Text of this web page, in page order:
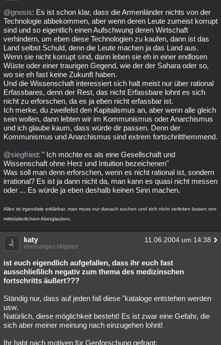
@gnosis: Es ist schon klar, dass die Armenländer nichts von der
Technologie abbekommen, aber wenn deren Leute zumeist korrupt
sind und so eigentlich einen Aufschwung deren Wirtschaft
verhindern, um eben diese Technologien zu kaufen, dann ist das
Land selbst Schuld, denn die Leute machen ja das Land aus.
Wenn sie nicht korrupt sind, dann leben sie eh in einer endlosen
Wüste oder einer traurigen Gegend, wie der der Sahara oder so,
wo sie eh fast keine Zukunft haben.
Und die Wissenschaft interessiert sich halt meist nur über rational
Erfassbares, denn der Rest, das nicht Erfassbare lohnt es sich
nicht zu erforschen, da es ja eben nicht erfassbar ist.
Ich merke, du zweifelst den Kapitalismus an, aber wenn alle gleich
sein wollen, dann lebten wir im Kommunismus oder Anarchismus
und ich glaube kaum, dass würde dir passen. Denn der
Kommunismus und Anarchismus sind extrem fortschritthemmend.
@siegfried: " Ich möchte es als eine Gesellschaft und
Wissenschaft ohne Herz und Intuition bezeichenen"
Was soll man denn erforschen, wenn es nicht rational ist, sondern
irrational? Es ist ja dann nicht da, man kann es quasi nicht messen
oder ... Es würde ja eben deshalb keinen Sinn machen.
Alles ist irgendwie erklärbar, man muss nur danach suchen und sich nicht verleiten lassen von
mittelalterlichem Aberglauben.
katy 11.06.2004 um 14:38
ehemaliges Mitglied
ist euch eigendlich aufgefallen, dass ihr euch fast
ausschließlich negativ zum thema des medizinschen
fortschritts äußert???
Ständig nur, dass auf jeden fall diese "kataloge entstehen werden
usw.
Natürlich, diese möglichkeit besteht! Es ist zwar eine Gefahr, die
sich aber meiner meinung nach einzugehen lohnt!
Ihr habt nach motiven für Genforschung gefragt: